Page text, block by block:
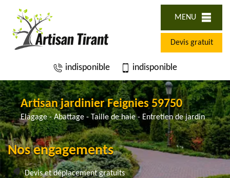
MENU
Devis gratuit
indisponible indisponible
Artisan jardinier Feignies 59750
Elagage - Abattage - Taille de haie - Entretien de jardin
Nos engagements
Devis et déplacement gratuits